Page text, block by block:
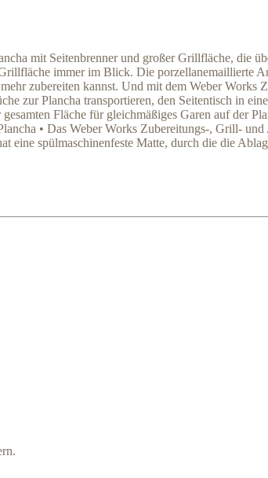
mit Seitenbrenner und großer Grillfläche, die
immer im Blick. Die porzellanemaillierte
zubereiten kannst. Und mit dem Weber
zur Plancha transportieren, den Seitentisch in
Fläche für gleichmäßiges Garen auf der
• Das Weber Works Zubereitungs-, Grill-
spülmaschinenfeste Matte, durch die die